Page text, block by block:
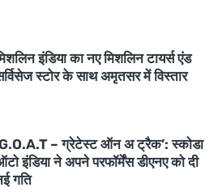
इंडिया का नए मिशलिन टायर्स एंड
स्टोर के साथ अमृतसर में विस्तार
– ग्रेटेस्ट ऑन अ ट्रैक’: स्कोडा
इंडिया ने अपने परफॉर्मेंस डीएनए को दी
गति